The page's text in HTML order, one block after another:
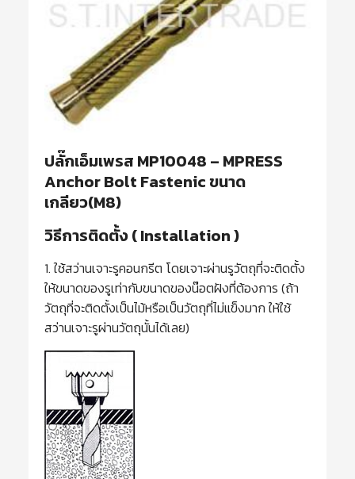
ปลั๊กเอ็มเพรส MP10048 – MPRESS
Anchor Bolt Fastenic ขนาด
เกลียว(M8)
วิธีการติดตั้ง ( Installation )
1. ใช้สว่านเจาะรูคอนกรีต โดยเจาะผ่านรูวัตถุที่จะติดตั้ง
ให้ขนาดของรูเท่ากับขนาดของน๊อตฝังที่ต้องการ (ถ้า
วัตถุที่จะติดตั้งเป็นไม้หรือเป็นวัตถุที่ไม่แข็งมาก ให้ใช้
สว่านเจาะรูผ่านวัตถุนั้นได้เลย)